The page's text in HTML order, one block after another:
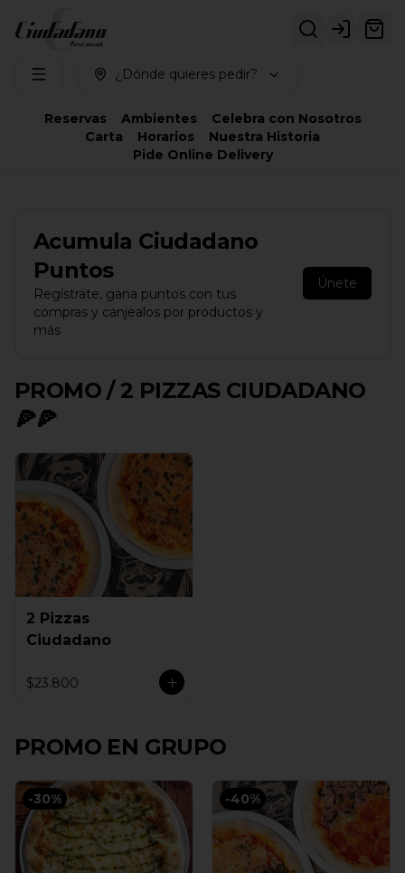
Login
¿Dónde quieres pedir?
Reservas Ambientes
Celebra con Nosotros
Carta
Horarios
Nuestra Historia
Pide Online Delivery
Acumula Ciudadano
Puntos
Regístrate, gana puntos con tus
compras y canjealos por productos y
más
Únete
PROMO / 2 PIZZAS CIUDADANO
🍕🍕
2 Pizzas
Ciudadano
$23.800
PROMO EN GRUPO
-30% -40%